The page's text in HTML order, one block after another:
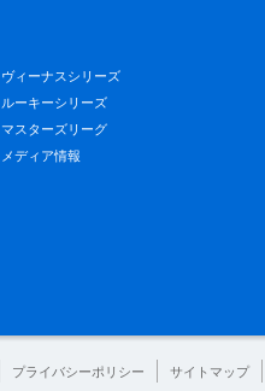
ヴィーナスシリーズ
ルーキーシリーズ
マスターズリーグ
メディア情報
プライバシーポリシー サイトマップ